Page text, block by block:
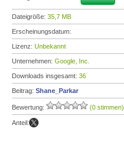
Dateigröße: 35,7 MB
Erscheinungsdatum:
Lizenz: Unbekannt
Unternehmen: Google, Inc.
Downloads insgesamt: 36
Beitrag: Shane_Parkar
Bewertung: (0 stimmen)
Anteil: